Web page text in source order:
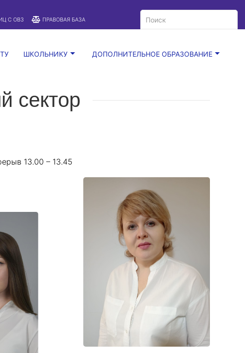
С ОВЗ ПРАВОВАЯ БАЗА
ШКОЛЬНИКУ ДОПОЛНИТЕЛЬНОЕ ОБРАЗОВАНИЕ
сектор
13.00 – 13.45